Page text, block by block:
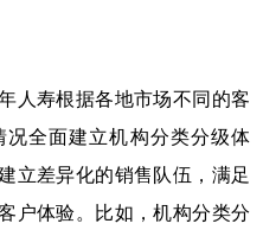
人寿根据各地市场不同的客
全面建立机构分类分级体
立差异化的销售队伍，满足
户体验。比如，机构分类分